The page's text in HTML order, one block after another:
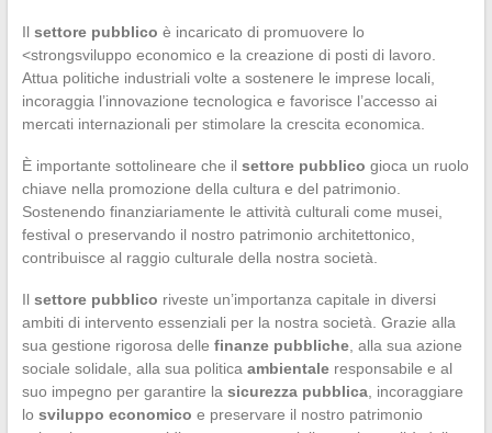
Il settore pubblico è incaricato di promuovere lo
<strongsviluppo economico e la creazione di posti di lavoro.
Attua politiche industriali volte a sostenere le imprese locali,
incoraggia l’innovazione tecnologica e favorisce l’accesso ai
mercati internazionali per stimolare la crescita economica.
È importante sottolineare che il settore pubblico gioca un ruolo
chiave nella promozione della cultura e del patrimonio.
Sostenendo finanziariamente le attività culturali come musei,
festival o preservando il nostro patrimonio architettonico,
contribuisce al raggio culturale della nostra società.
Il settore pubblico riveste un’importanza capitale in diversi
ambiti di intervento essenziali per la nostra società. Grazie alla
sua gestione rigorosa delle finanze pubbliche, alla sua azione
sociale solidale, alla sua politica ambientaleresponsabile e al
suo impegno per garantire la sicurezza pubblica, incoraggiare
lo sviluppo economico e preservare il nostro patrimonio